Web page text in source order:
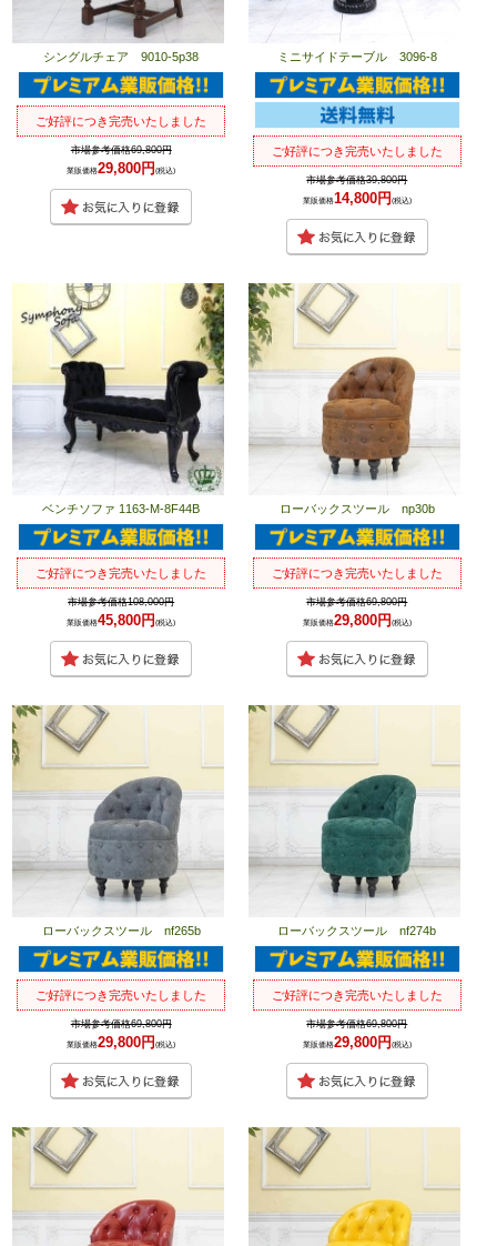
シングルチェア 9010-5p38
ご好評につき完売いたしました
市場参考価格69,800円
業販価格29,800円(税込)
ミニサイドテーブル 3096-8
ご好評につき完売いたしました
市場参考価格39,800円
業販価格14,800円 (税込)
ベンチソファ 1163-M-8F44B
ご好評につき完売いたしました
市場参考価格108,000円
業販価格45,800円(税込)
ローバックスツール np30b
ご好評につき完売いたしました
市場参考価格69,800円
業販価格29,800円 (税込)
ローバックスツール nf265b
ご好評につき完売いたしました
市場参考価格69,800円
業販価格29,800円(税込)
ローバックスツール nf274b
ご好評につき完売いたしました
市場参考価格69,800円
業販価格29,800円 (税込)